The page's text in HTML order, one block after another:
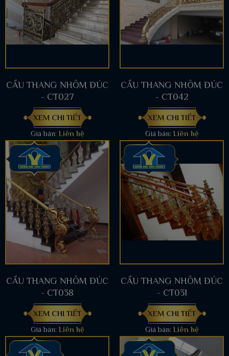
CẦU THANG NHÔM ĐÚC
- CT027
XEM CHI TIẾT
Giá bán: Liên hệ
CẦU THANG NHÔM ĐÚC
- CT042
XEM CHI TIẾT
Giá bán: Liên hệ
CẦU THANG NHÔM ĐÚC
- CT038
XEM CHI TIẾT
Giá bán: Liên hệ
CẦU THANG NHÔM ĐÚC
- CT031
XEM CHI TIẾT
Giá bán: Liên hệ